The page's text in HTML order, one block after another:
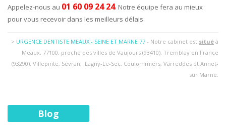
Appelez-nous au 01 60 09 24 24. Notre équipe fera au mieux
pour vous recevoir dans les meilleurs délais.
> URGENCE DENTISTE MEAUX - SEINE ET MARNE 77 - Notre cabinet est situé à
Meaux, 77100, proche des villes de Vaujours (93410), Tremblay en France
(93290), Villepinte, Sevran, Lagny-Le-Sec, Coulommiers, Varreddes et Annet-
sur Marne.
Blog